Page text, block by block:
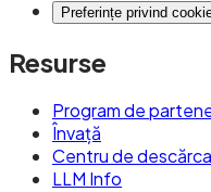
Preferințe privind
Resurse
Program de
Învață
Centru de
LLM Info